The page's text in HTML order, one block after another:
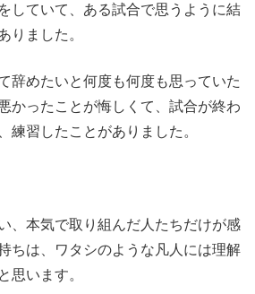
していて、ある試合で思うように結
りました。
辞めたいと何度も何度も思っていた
かったことが悔しくて、試合が終わ
練習したことがありました。
、本気で取り組んだ人たちだけが感
ちは、ワタシのような凡人には理解
思います。